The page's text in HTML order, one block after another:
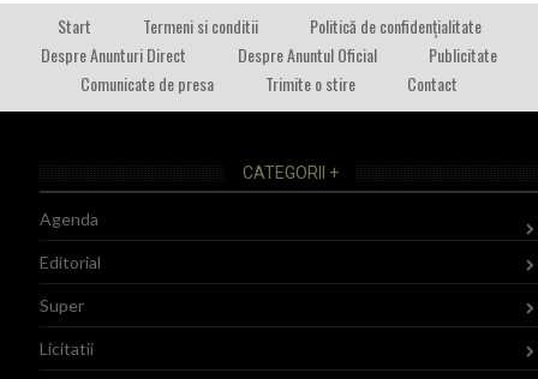
Start Termeni si conditii
Politică de confidențialitate
Despre Anunturi Direct
Despre Anuntul Oficial
Publicitate
Comunicate de presa
Trimite o stire Contact
CATEGORII +
Agenda
Editorial
Super
Licitatii